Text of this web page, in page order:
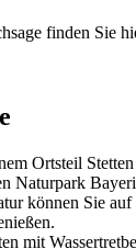
finden Sie
Ortsteil
Naturpark
können Sie auf
mit